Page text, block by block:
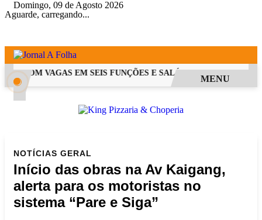
Aguarde, carregando...
Domingo, 09 de Agosto 2026
COM VAGAS EM SEIS FUNÇÕES E SALÁRIOS QUE CHEGAM A
MENU
NOTÍCIAS GERAL
Início das obras na Av Kaigang,
alerta para os motoristas no
sistema “Pare e Siga”